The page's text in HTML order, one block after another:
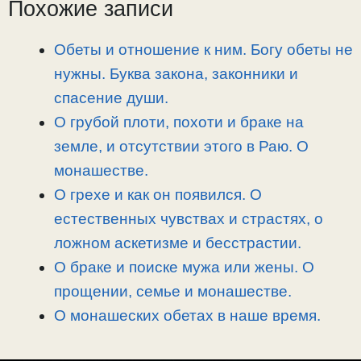
a
ь
Похожие записи
Обеты и отношение к ним. Богу обеты не
нужны. Буква закона, законники и
спасение души.
О грубой плоти, похоти и браке на
земле, и отсутствии этого в Раю. О
монашестве.
О грехе и как он появился. О
естественных чувствах и страстях, о
ложном аскетизме и бесстрастии.
О браке и поиске мужа или жены. О
прощении, семье и монашестве.
О монашеских обетах в наше время.